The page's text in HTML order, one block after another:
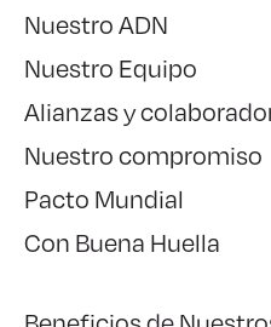
Nuestro ADN
Nuestro Equipo
Alianzas y
Nuestro compromiso
Pacto Mundial
Con Buena Huella